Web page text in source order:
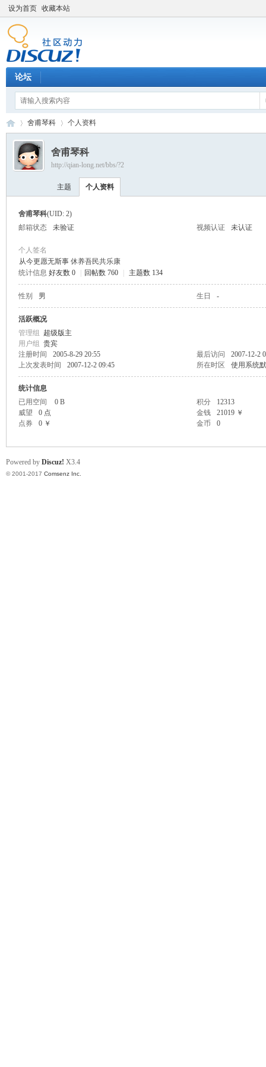
设为首页 收藏本站
论坛
›
舍甫琴科 个人资料
舍甫琴科
http://qian-long.net/bbs/?2
主题 个人资料
舍甫琴科(UID: 2)
邮箱状态
未验证 视频认证 未认证
个人签名
从今更愿无斯事 休养吾民共乐康
统计信息 好友数 0 回帖数 760 主题数 134
性别 男 生日 -
活跃概况
管理组 超级版主
用户组 贵宾
注册时间
2005-8-29 20:55 最后访问
2007-12-2
上次发表时间
2007-12-2 09:45 所在时区 使用系统
统计信息
已用空间
0 B 积分
12313
威望
0 点 金钱
21019 ￥
点券
0 ￥ 金币 0
Powered by Discuz! X3.4
© 2001-2017 Comsenz Inc.